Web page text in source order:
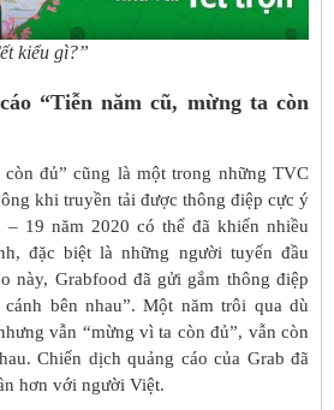
kiểu gì?”
“Tiễn năm cũ, mừng ta còn
còn đủ” cũng là một trong những TVC
khi truyền tải được thông điệp cực ý
19 năm 2020 có thể đã khiến nhiều
đặc biệt là những người tuyến đầu
này, Grabfood đã gửi gắm thông điệp
bên nhau”. Một năm trôi qua dù
vẫn “mừng vì ta còn đủ”, vẫn còn
Chiến dịch quảng cáo của Grab đã
hơn với người Việt.